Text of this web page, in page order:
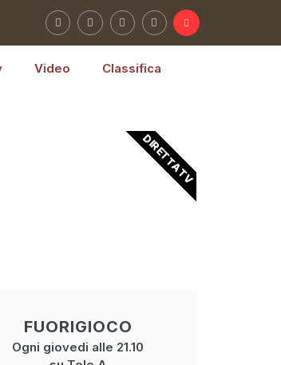
Video Classifica
FUORIGIOCO
Ogni giovedi alle 21.10
DIRETTA TV